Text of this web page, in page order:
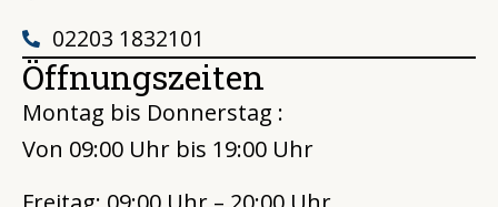
02203 1832101
Öffnungszeiten
Montag bis Donnerstag :
Von 09:00 Uhr bis 19:00 Uhr